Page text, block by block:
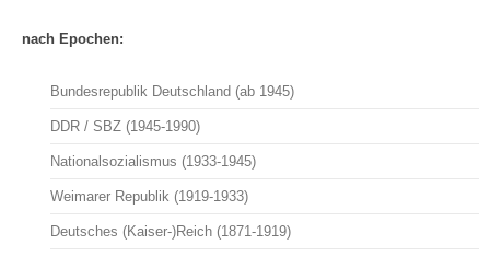
nach Epochen:
Bundesrepublik Deutschland (ab 1945)
DDR / SBZ (1945-1990)
Nationalsozialismus (1933-1945)
Weimarer Republik (1919-1933)
Deutsches (Kaiser-)Reich (1871-1919)